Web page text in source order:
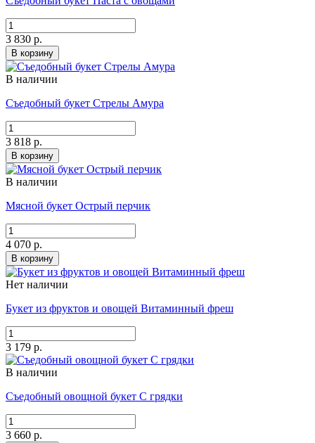
3 830 р.
В корзину
В наличии
Съедобный букет Стрелы Амура
3 818 р.
В корзину
В наличии
Мясной букет Острый перчик
4 070 р.
В корзину
Нет наличии
Букет из фруктов и овощей Витаминный фреш
3 179 р.
В наличии
Съедобный овощной букет С грядки
3 660 р.